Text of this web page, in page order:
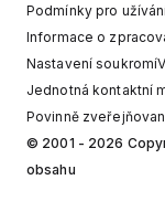
Podmínky pro
Informace o
Nastavení soukromí
Jednotná kontaktní
Povinně
© 2001 - 2026
obsahu